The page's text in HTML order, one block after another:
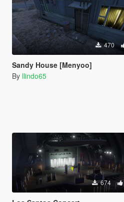
470
Sandy House [Menyoo]
By llindo65
674